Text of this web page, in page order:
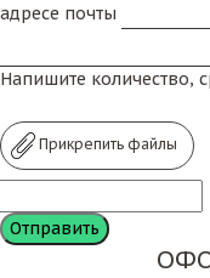
адресе почты
Напишите количество,
Прикрепить файлы